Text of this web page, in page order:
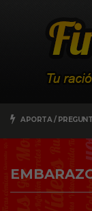
APORTA /